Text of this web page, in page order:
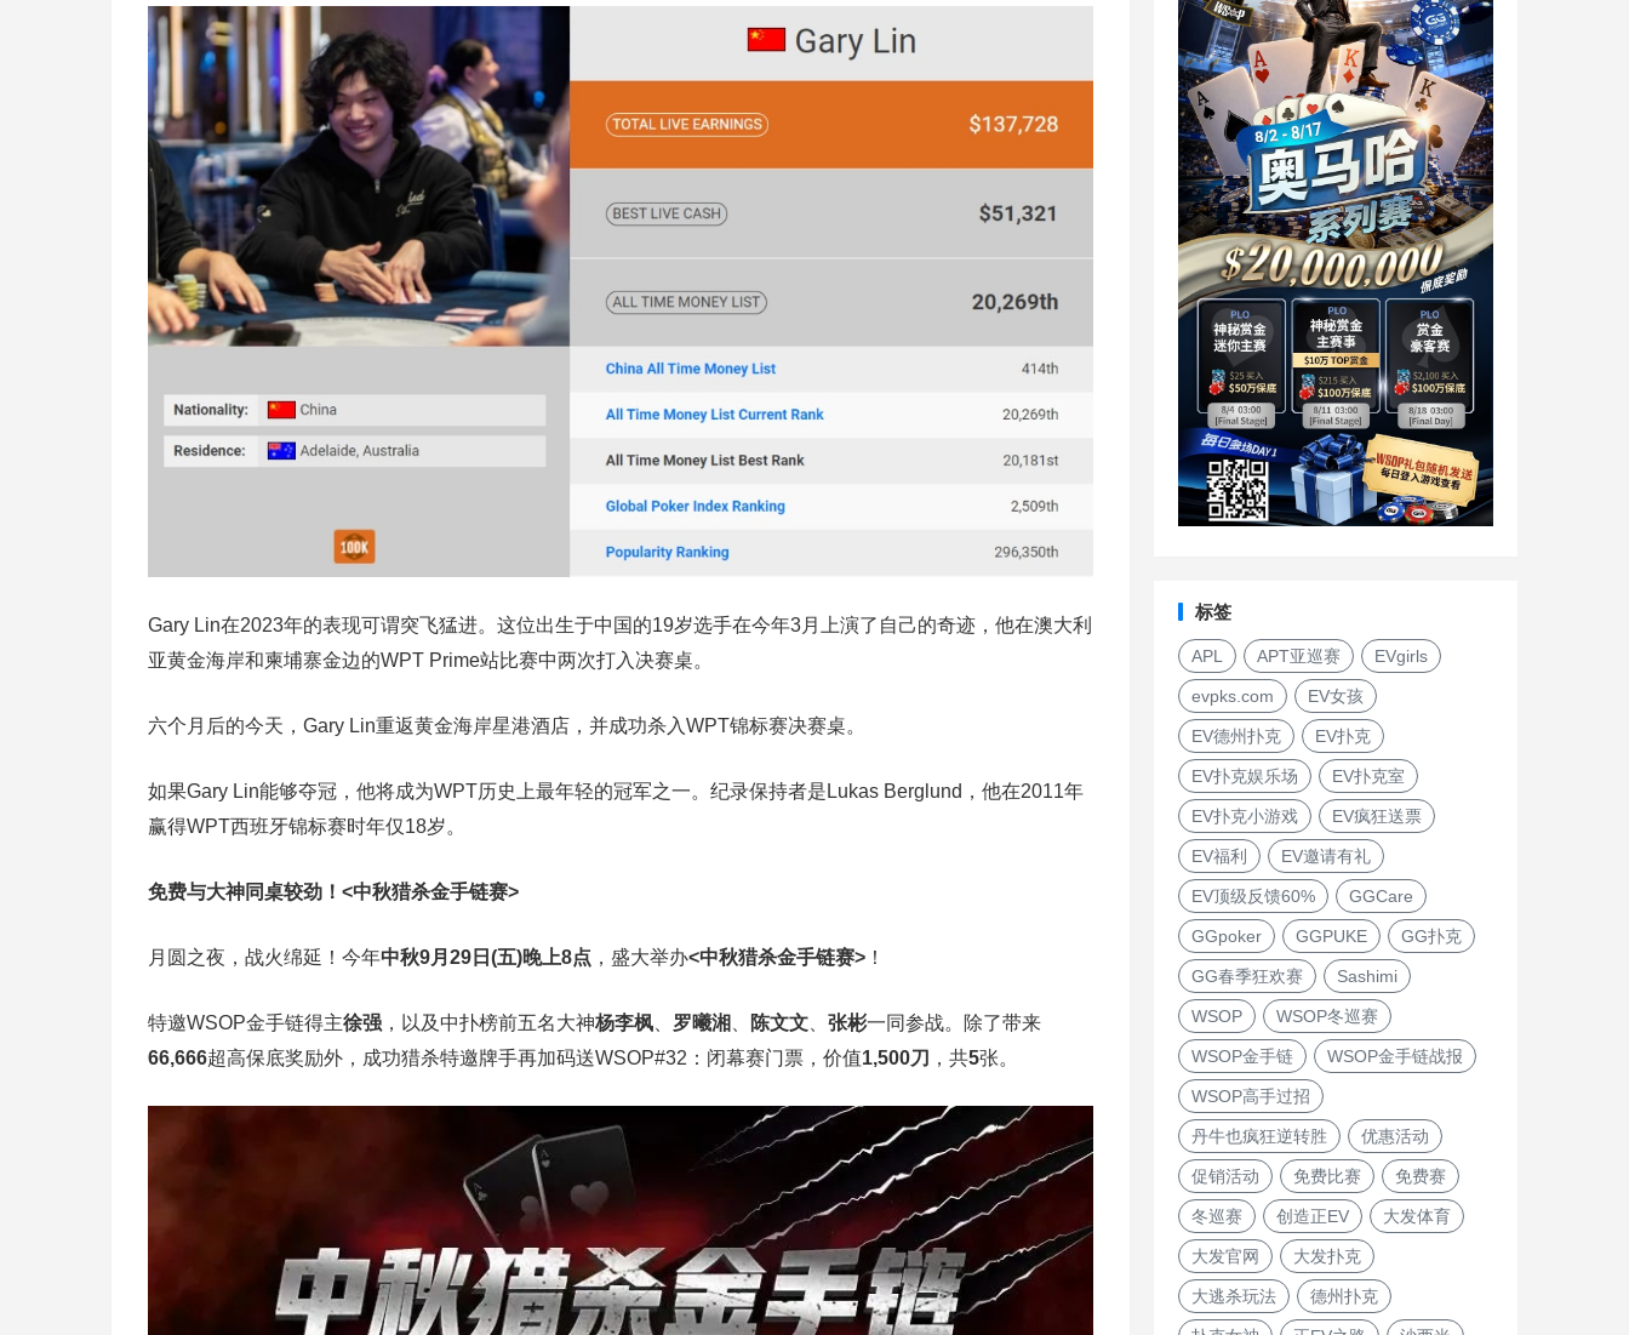
Gary Lin在2023年的表现可谓突飞猛进。这位出生于中国的19岁选手在今年3月上演了自己的奇迹，他在澳大利
亚黄金海岸和柬埔寨金边的WPT Prime站比赛中两次打入决赛桌。
六个月后的今天，Gary Lin重返黄金海岸星港酒店，并成功杀入WPT锦标赛决赛桌。
如果Gary Lin能够夺冠，他将成为WPT历史上最年轻的冠军之一。纪录保持者是Lukas Berglund，他在2011年
赢得WPT西班牙锦标赛时年仅18岁。
免费与大神同桌较劲！ <中秋猎杀金手链赛>
月圆之夜，战火绵延！今年中秋9月29日(五)晚上8点 ，盛大举办<中秋猎杀金手链赛> ！
特邀WSOP金手链得主徐强 ，以及中扑榜前五名大神杨李枫 罗曦湘 陈文文 张彬一同参战。除了带来
66,666超高保底奖励外，成功猎杀特邀牌手再加码送WSOP#32：闭幕赛门票，价值1,500刀 ，共5张。
标签
APL APT亚巡赛 EVgirls
evpks.com EV女孩
EV德州扑克 EV扑克
EV扑克娱乐场 EV扑克室
EV扑克小游戏 EV疯狂送票
EV福利 EV邀请有礼
EV顶级反馈60% GGCare
GGpoker GGPUKE GG扑克
GG春季狂欢赛 Sashimi
WSOP WSOP冬巡赛
WSOP金手链 WSOP金手链战报
WSOP高手过招
丹牛也疯狂逆转胜 优惠活动
促销活动 免费比赛 免费赛
冬巡赛 创造正EV 大发体育
大发官网 大发扑克
大逃杀玩法 德州扑克